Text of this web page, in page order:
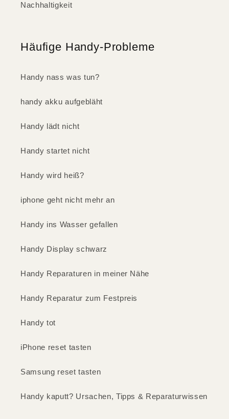
Nachhaltigkeit
Häufige Handy-Probleme
Handy nass was tun?
handy akku aufgebläht
Handy lädt nicht
Handy startet nicht
Handy wird heiß?
iphone geht nicht mehr an
Handy ins Wasser gefallen
Handy Display schwarz
Handy Reparaturen in meiner Nähe
Handy Reparatur zum Festpreis
Handy tot
iPhone reset tasten
Samsung reset tasten
Handy kaputt? Ursachen, Tipps & Reparaturwissen